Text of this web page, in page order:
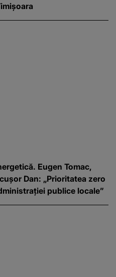
Eugen Tomac,
Dan: „Prioritatea zero
publice locale”